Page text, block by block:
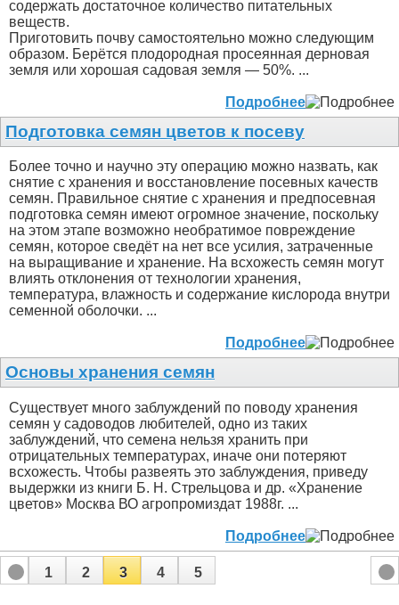
содержать достаточное количество питательных
веществ.
Приготовить почву самостоятельно можно следующим
образом. Берётся плодородная просеянная дерновая
земля или хорошая садовая земля — 50%. ...
Подробнее
Подготовка семян цветов к посеву
Более точно и научно эту операцию можно назвать, как
снятие с хранения и восстановление посевных качеств
семян. Правильное снятие с хранения и предпосевная
подготовка семян имеют огромное значение, поскольку
на этом этапе возможно необратимое повреждение
семян, которое сведёт на нет все усилия, затраченные
на выращивание и хранение. На всхожесть семян могут
влиять отклонения от технологии хранения,
температура, влажность и содержание кислорода внутри
семенной оболочки. ...
Подробнее
Основы хранения семян
Существует много заблуждений по поводу хранения
семян у садоводов любителей, одно из таких
заблуждений, что семена нельзя хранить при
отрицательных температурах, иначе они потеряют
всхожесть. Чтобы развеять это заблуждения, приведу
выдержки из книги Б. Н. Стрельцова и др. «Хранение
цветов» Москва ВО агропромиздат 1988г. ...
Подробнее
1 2 3 4 5